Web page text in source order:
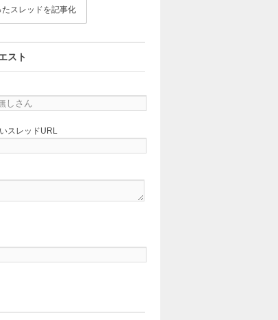
たスレッドを記事化
スト
スレッドURL